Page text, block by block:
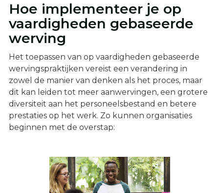
Hoe implementeer je op
vaardigheden gebaseerde
werving
Het toepassen van op vaardigheden gebaseerde
wervingspraktijken vereist een verandering in
zowel de manier van denken als het proces, maar
dit kan leiden tot meer aanwervingen, een grotere
diversiteit aan het personeelsbestand en betere
prestaties op het werk. Zo kunnen organisaties
beginnen met de overstap: